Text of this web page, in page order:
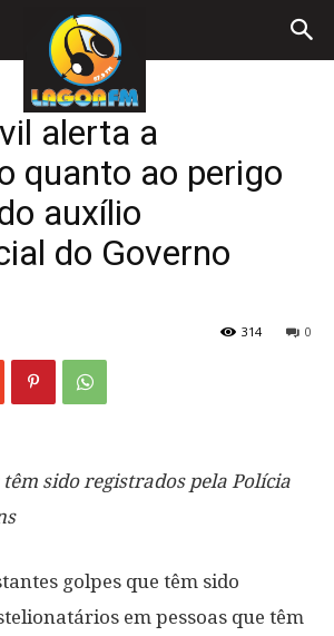
alerta a
quanto ao perigo
auxílio
do Governo
0
314
sido registrados pela Polícia
golpes que têm sido
em pessoas que têm